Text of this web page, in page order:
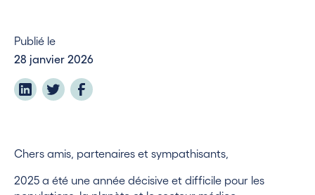
Publié le
28 janvier 2026
Chers amis, partenaires et sympathisants,
2025 a été une année décisive et difficile pour les